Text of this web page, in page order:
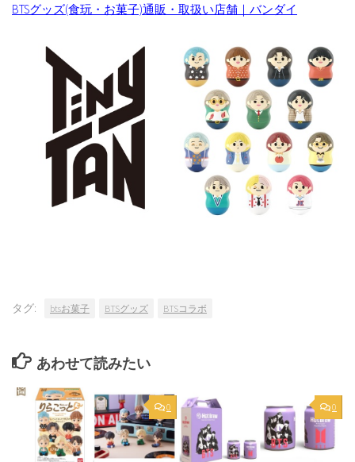
BTSグッズ(食玩・お菓子)通販・取扱い店舗｜バンダイ
タグ: btsお菓子 BTSグッズ BTSコラボ
あわせて読みたい
0 0